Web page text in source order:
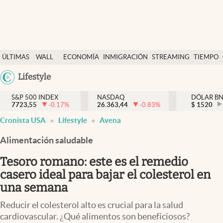
ÚLTIMAS
NOTICIAS
WALL
Y
DÓLAR
ECONOMÍA INMIGRACIÓN STREAMING TIEMPO
México
Lifestyle
Finanzas y economía
Wall Street y dólar
Inmigración
Espiritual
Streaming
PC y mobile
S&P 500 INDEX
7723,55
-0.17%
NASDAQ
26.363,44
-0.83%
DÓLAR
$ 1520
Cronista USA Lifestyle Avena
Alimentación saludable
Tesoro romano: este es el remedio
casero ideal para bajar el colesterol en
una semana
Reducir el colesterol alto es crucial para la salud
cardiovascular. ¿Qué alimentos son beneficiosos?